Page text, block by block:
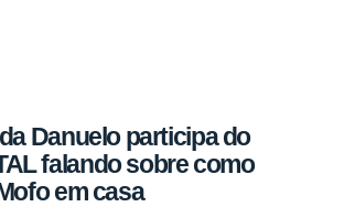
Danuelo participa do
falando sobre como
em casa